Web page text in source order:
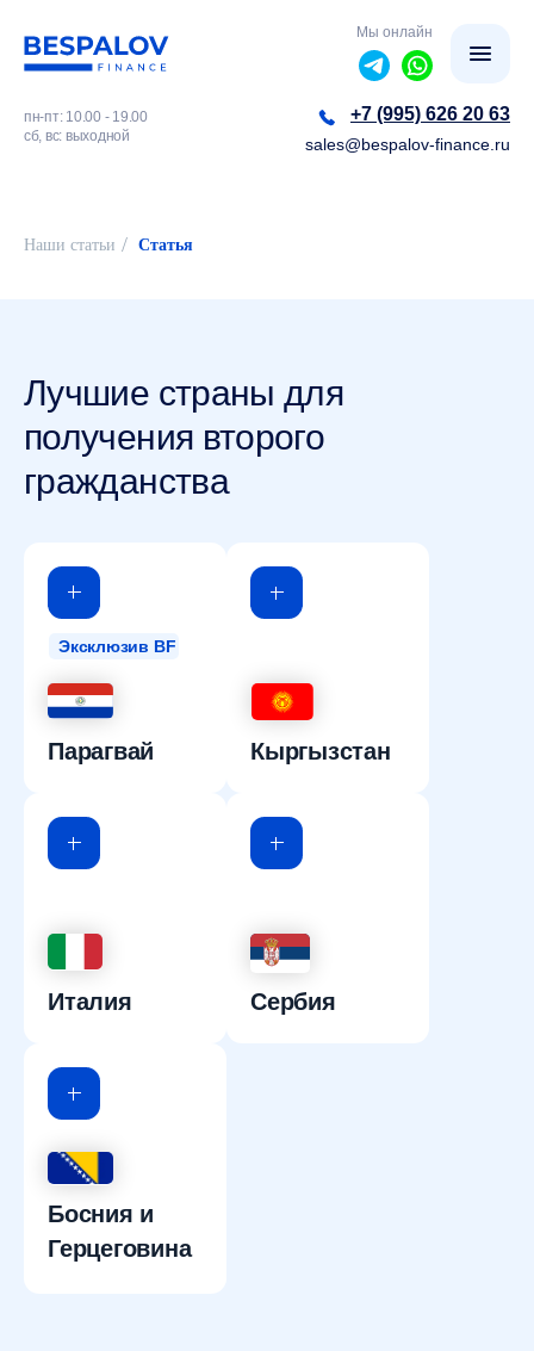
sales@bespalov-finance.ru
+7 (995) 626 20 63
Мы онлайн
пн-пт: 10.00 - 19.00
сб, вс: выходной
Наши статьи / Статья
Лучшие страны для
получения второго
гражданства
Эксклюзив BF
Парагвай Кыргызстан
Италия Сербия
Босния и
Герцеговина